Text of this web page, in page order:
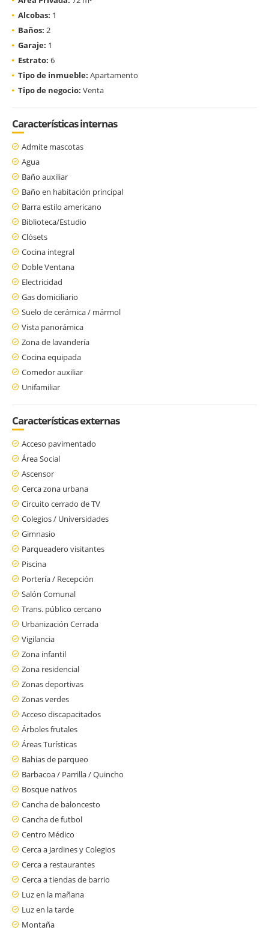
Alcobas: 1
Baños: 2
Garaje: 1
Estrato: 6
Tipo de inmueble: Apartamento
Tipo de negocio: Venta
Características internas
Admite mascotas
Agua
Baño auxiliar
Baño en habitación principal
Barra estilo americano
Biblioteca/Estudio
Clósets
Cocina integral
Doble Ventana
Electricidad
Gas domiciliario
Suelo de cerámica / mármol
Vista panorámica
Zona de lavandería
Cocina equipada
Comedor auxiliar
Unifamiliar
Características externas
Acceso pavimentado
Área Social
Ascensor
Cerca zona urbana
Circuito cerrado de TV
Colegios / Universidades
Gimnasio
Parqueadero visitantes
Piscina
Portería / Recepción
Salón Comunal
Trans. público cercano
Urbanización Cerrada
Vigilancia
Zona infantil
Zona residencial
Zonas deportivas
Zonas verdes
Acceso discapacitados
Árboles frutales
Áreas Turísticas
Bahias de parqueo
Barbacoa / Parrilla / Quincho
Bosque nativos
Cancha de baloncesto
Cancha de futbol
Centro Médico
Cerca a Jardines y Colegios
Cerca a restaurantes
Cerca a tiendas de barrio
Luz en la mañana
Luz en la tarde
Montaña